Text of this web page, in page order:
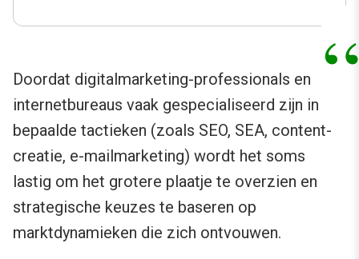
Doordat digitalmarketing-professionals en
internetbureaus vaak gespecialiseerd zijn in
bepaalde tactieken (zoals SEO, SEA, content-
creatie, e-mailmarketing) wordt het soms
lastig om het grotere plaatje te overzien en
strategische keuzes te baseren op
marktdynamieken die zich ontvouwen.